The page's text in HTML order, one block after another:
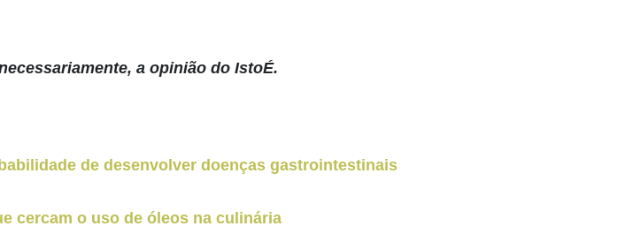
a opinião do IstoÉ.
de desenvolver doenças gastrointestinais
cercam o uso de óleos na culinária